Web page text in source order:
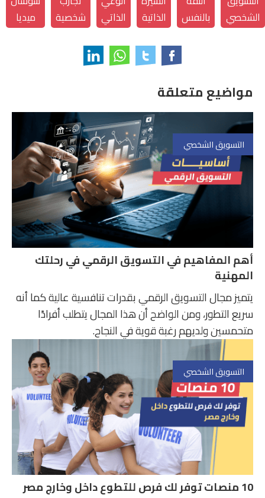
الشخصي
بالنفس
الذاتية
الذاتي
شخصية
ميديا
مواضيع متعلقة
التسويق الشخصي
أهم المفاهيم في التسويق الرقمي في رحلتك
المهنية
يتميز مجال التسويق الرقمي بقدرات تنافسية عالية كما أنه
سريع التطور، ومن الواضح أن هذا المجال يتطلب أفرادًا
متحمسين ولديهم رغبة قوية في النجاح.
التسويق الشخصي
10 منصات توفر لك فرص للتطوع داخل وخارج مصر